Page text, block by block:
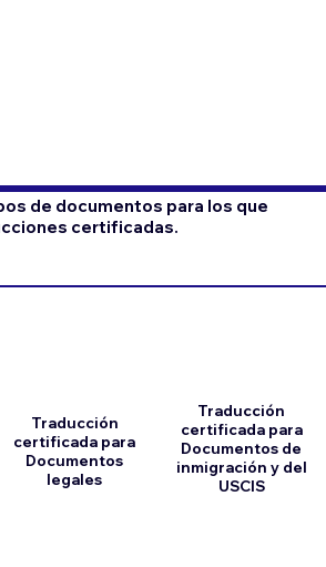
de documentos para los que
certificadas.
Traducción
certificada para
Documentos
legales
Traducción
certificada para
Documentos de
inmigración y del
USCIS